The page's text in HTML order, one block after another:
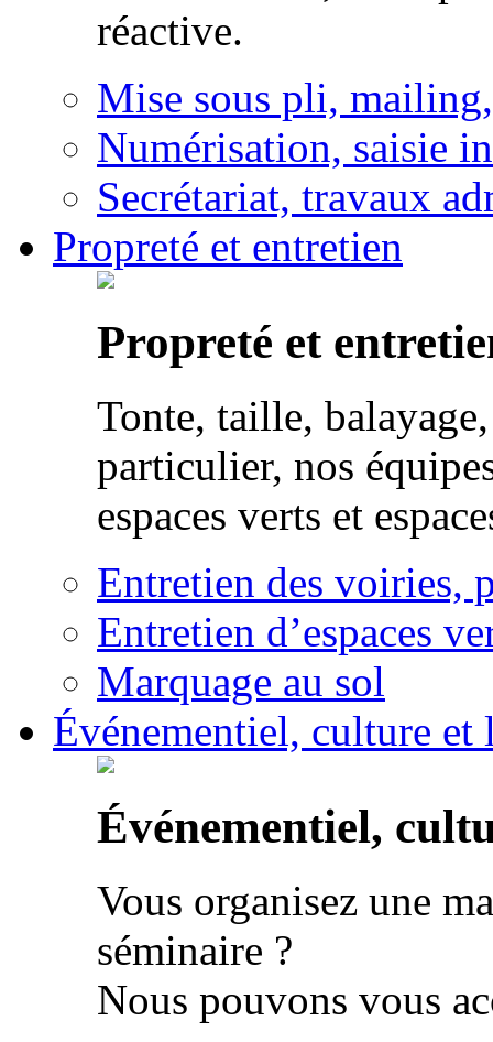
réactive.
Mise sous pli,
Numérisation, saisie
Secrétariat, travaux
Propreté et entretien
Propreté et
Tonte, taille,
particulier, nos
espaces verts et
Entretien des voiries,
Entretien d’espaces
Marquage au sol
Événementiel, culture et
Événementiel,
Vous organisez une
séminaire ?
Nous pouvons vous